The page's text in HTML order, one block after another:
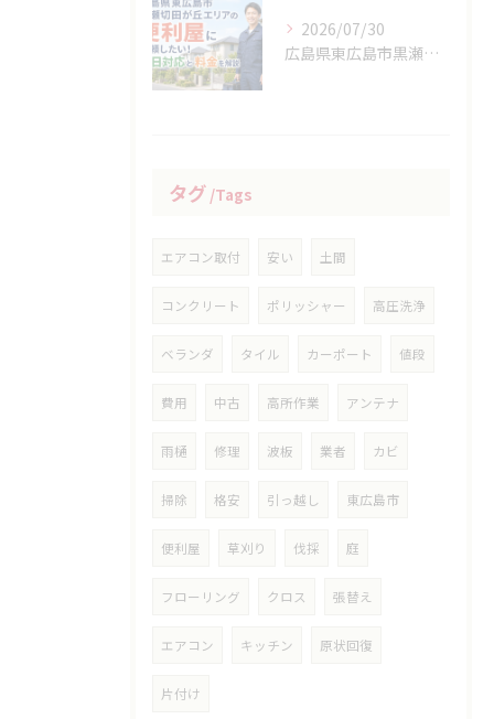
2026/07/30
広島県東広島市黒瀬切田が丘エリアの便利屋に依頼したい！即日対応と料金を解説
タグ Tags
エアコン取付 安い 土間
コンクリート ポリッシャー 高圧洗浄
ベランダ タイル カーポート 値段
費用 中古 高所作業 アンテナ
雨樋 修理 波板 業者 カビ
掃除 格安 引っ越し 東広島市
便利屋 草刈り 伐採 庭
フローリング クロス 張替え
エアコン キッチン 原状回復
片付け